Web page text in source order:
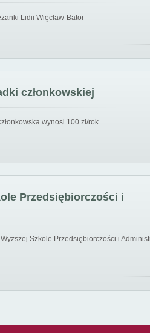
Lidii Więcław-Bator
członkowskiej
wynosi 100 zł/rok
Przedsiębiorczości i
Szkole Przedsiębiorczości i